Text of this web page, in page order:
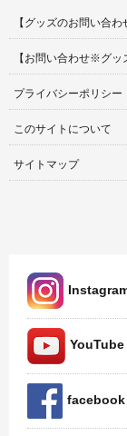
【グッズのお問い合わ
【お問い合わせ※グッ
プライバシーポリシー
このサイトについて
サイトマップ
YouTube
facebook